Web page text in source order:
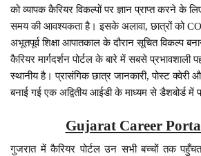
को व्यापक कैरियर विकल्पों पर ज्ञान प्राप्त करने के
समय की आवश्यकता है। इसके अलावा, छात्रों को
अभूतपूर्व शिक्षा आपातकाल के दौरान सूचित विकल्प
कैरियर मार्गदर्शन पोर्टल के बारे में सबसे प्रभावशाली
स्थानीय है। प्रासंगिक छात्र जानकारी, पोस्ट
बनाई गई एक अद्वितीय आईडी के माध्यम से डैशबोर्ड
Gujarat Career
गुजरात में कैरियर पोर्टल उन सभी बच्चों तक